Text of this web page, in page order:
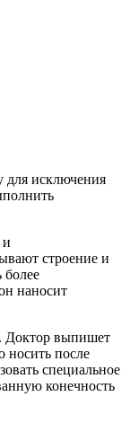
для исключения
и
строение и
более
наносит
Доктор выпишет
носить после
специальное
конечность